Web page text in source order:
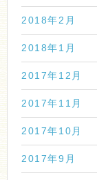
2018年2月
2018年1月
2017年12月
2017年11月
2017年10月
2017年9月